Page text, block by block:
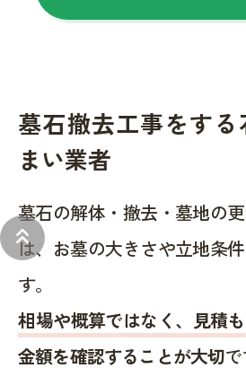
keyboard_double_arrow_up
墓石撤去工事をする
まい業者
墓石の解体・撤去・墓地の
は、お墓の大きさや立地条
す。
相場や概算ではなく、見積
金額を確認することが大切で